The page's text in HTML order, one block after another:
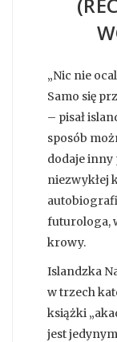
„Nic nie
Samo się
– pisał
sposób
dodaje
niezwykłej
futurologa,
krowy.
Islandzka
w trzech
książki
jest